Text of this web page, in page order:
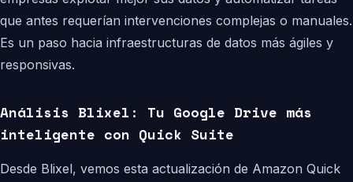
que antes requerían intervenciones complejas o manuales.
Es un paso hacia infraestructuras de datos más ágiles y
responsivas.
Análisis Blixel: Tu Google Drive más
inteligente con Quick Suite
Desde Blixel, vemos esta actualización de Amazon Quick